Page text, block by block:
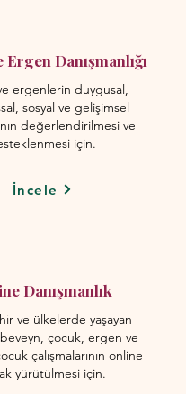
Danışmanlığı
ergenlerin duygusal,
sosyal ve gelişimsel
değerlendirilmesi ve
için.
İncele
Danışmanlık
ve ülkelerde yaşayan
çocuk, ergen ve
çalışmalarının online
yürütülmesi için.